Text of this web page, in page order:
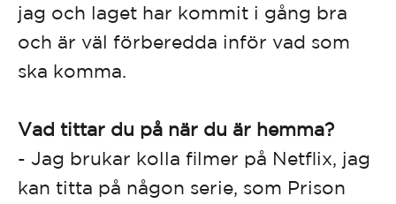
jag och laget har kommit i gång bra
och är väl förberedda inför vad som
ska komma.
Vad tittar du på när du är hemma?
- Jag brukar kolla filmer på Netflix, jag
kan titta på någon serie, som Prison